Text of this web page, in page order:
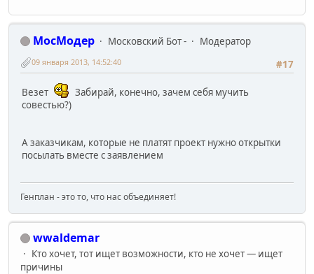
МосМодер Московский Бот -
Модератор
#17
09 января 2013, 14:52:40
Везет
Забирай, конечно, зачем себя мучить
совестью?)
А заказчикам, которые не платят проект нужно открытки
посылать вместе с заявлением
Генплан - это то, что нас объединяет!
wwaldemar
Кто хочет, тот ищет возможности, кто не хочет — ищет
причины